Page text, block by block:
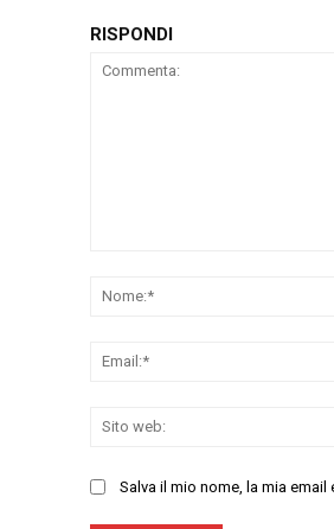
RISPONDI
Salva il mio nome, la mia